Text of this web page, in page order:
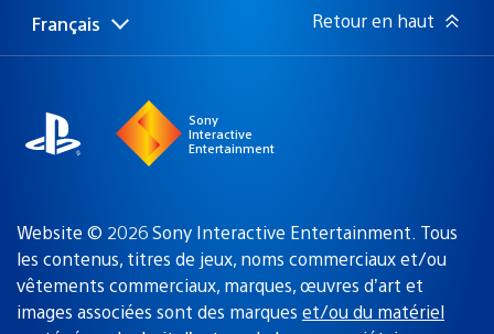
Choisir
Région
Français Retour en haut
Sony
Interactive
Entertainment
Website © 2026 Sony Interactive Entertainment. Tous
les contenus, titres de jeux, noms commerciaux et/ou
vêtements commerciaux, marques, œuvres d’art et
images associées sont des marques et/ou du matériel